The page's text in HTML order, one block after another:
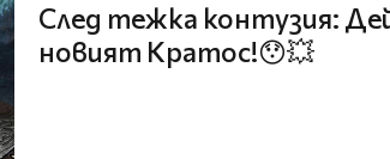
След тежка контузия:
новият Кратос!😯💥